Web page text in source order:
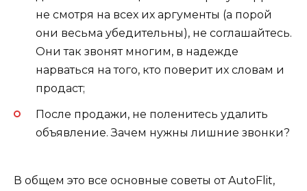
не смотря на всех их аргументы (а порой
они весьма убедительны), не соглашайтесь.
Они так звонят многим, в надежде
нарваться на того, кто поверит их словам и
продаст;
После продажи, не поленитесь удалить
объявление. Зачем нужны лишние звонки?
В общем это все основные советы от AutoFlit,